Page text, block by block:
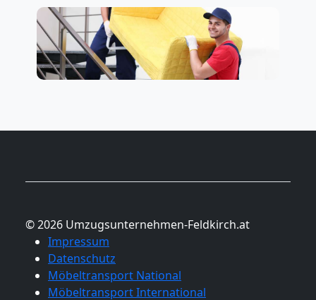
© 2026 Umzugsunternehmen-Feldkirch.at
Impressum
Datenschutz
Möbeltransport National
Möbeltransport International